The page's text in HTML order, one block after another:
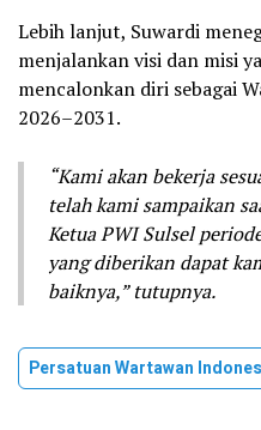
Lebih lanjut, Suwardi
menjalankan visi dan misi
mencalonkan diri sebagai
2026–2031.
“Kami akan bekerja
telah kami sampaikan
Ketua PWI Sulsel
yang diberikan dapat
baiknya,” tutupnya.
Persatuan Wartawan